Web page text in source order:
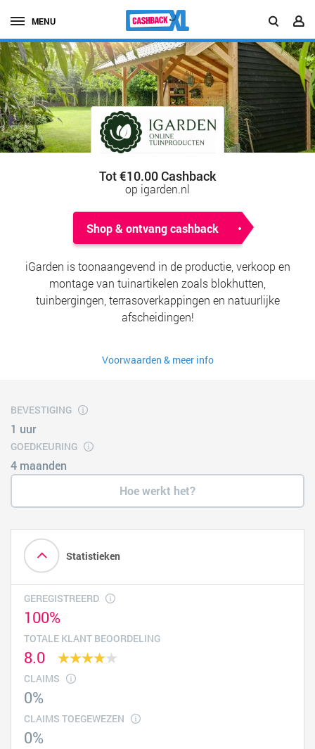
MENU
Tot €10.00 Cashback
op igarden.nl
Shop & ontvang cashback
iGarden is toonaangevend in de productie, verkoop en
montage van tuinartikelen zoals blokhutten,
tuinbergingen, terrasoverkappingen en natuurlijke
afscheidingen!
Voorwaarden & meer info
BEVESTIGING
1 uur
GOEDKEURING
4 maanden
Hoe werkt het?
Statistieken
GEREGISTREERD
100%
TOTALE KLANT BEOORDELING
8.0
CLAIMS
0%
CLAIMS TOEGEWEZEN
0%